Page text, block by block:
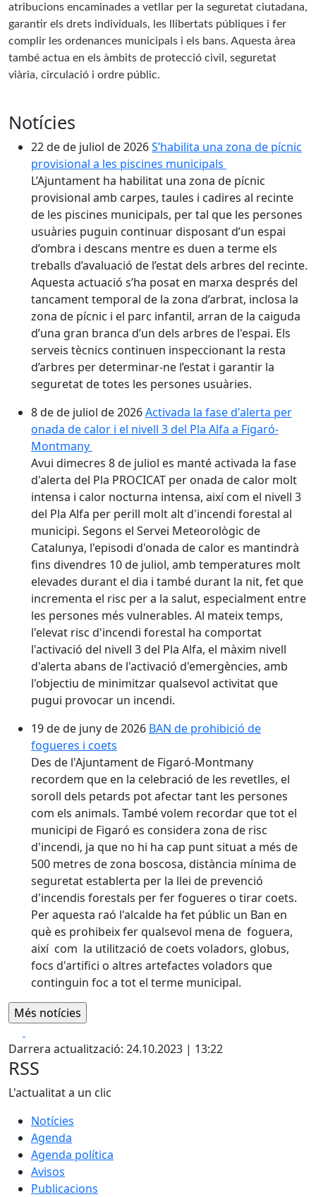
atribucions encaminades a vetllar per la seguretat ciutadana,
garantir els drets individuals, les llibertats públiques i fer
complir les ordenances municipals i els bans. Aquesta àrea
també actua en els àmbits de protecció civil, seguretat
viària, circulació i ordre públic.
Notícies
22 de de juliol de 2026S’habilita una zona de pícnic
provisional a les piscines municipals
L’Ajuntament ha habilitat una zona de pícnic
provisional amb carpes, taules i cadires al recinte
de les piscines municipals, per tal que les persones
usuàries puguin continuar disposant d’un espai
d’ombra i descans mentre es duen a terme els
treballs d’avaluació de l’estat dels arbres del recinte.
Aquesta actuació s’ha posat en marxa després del
tancament temporal de la zona d’arbrat, inclosa la
zona de pícnic i el parc infantil, arran de la caiguda
d’una gran branca d’un dels arbres de l'espai. Els
serveis tècnics continuen inspeccionant la resta
d’arbres per determinar-ne l’estat i garantir la
seguretat de totes les persones usuàries.
8 de de juliol de 2026Activada la fase d'alerta per
onada de calor i el nivell 3 del Pla Alfa a Figaró-
Montmany
Avui dimecres 8 de juliol es manté activada la fase
d'alerta del Pla PROCICAT per onada de calor molt
intensa i calor nocturna intensa, així com el nivell 3
del Pla Alfa per perill molt alt d'incendi forestal al
municipi. Segons el Servei Meteorològic de
Catalunya, l'episodi d'onada de calor es mantindrà
fins divendres 10 de juliol, amb temperatures molt
elevades durant el dia i també durant la nit, fet que
incrementa el risc per a la salut, especialment entre
les persones més vulnerables. Al mateix temps,
l'elevat risc d'incendi forestal ha comportat
l'activació del nivell 3 del Pla Alfa, el màxim nivell
d'alerta abans de l'activació d'emergències, amb
l'objectiu de minimitzar qualsevol activitat que
pugui provocar un incendi.
19 de de juny de 2026 BAN de prohibició de
fogueres i coets
Des de l'Ajuntament de Figaró-Montmany
recordem que en la celebració de les revetlles, el
soroll dels petards pot afectar tant les persones
com els animals. També volem recordar que tot el
municipi de Figaró es considera zona de risc
d'incendi, ja que no hi ha cap punt situat a més de
500 metres de zona boscosa, distància mínima de
seguretat establerta per la llei de prevenció
d'incendis forestals per fer fogueres o tirar coets.
Per aquesta raó l'alcalde ha fet públic un Ban en
què es prohibeix fer qualsevol mena de foguera,
així com la utilització de coets voladors, globus,
focs d'artifici o altres artefactes voladors que
continguin foc a tot el terme municipal.
Darrera actualització: 24.10.2023 | 13:22
RSS
L'actualitat a un clic
Notícies
Agenda
Agenda política
Avisos
Publicacions